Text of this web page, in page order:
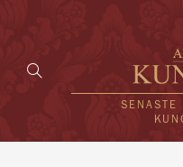
SENASTE